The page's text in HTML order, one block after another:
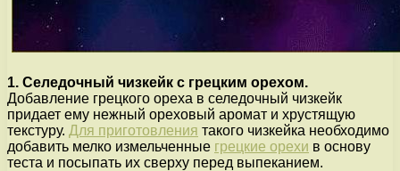
1. Селедочный чизкейк с грецким орехом.
Добавление грецкого ореха в селедочный чизкейк
придает ему нежный ореховый аромат и хрустящую
текстуру. Для приготовления такого чизкейка необходимо
добавить мелко измельченные грецкие орехи в основу
теста и посыпать их сверху перед выпеканием.